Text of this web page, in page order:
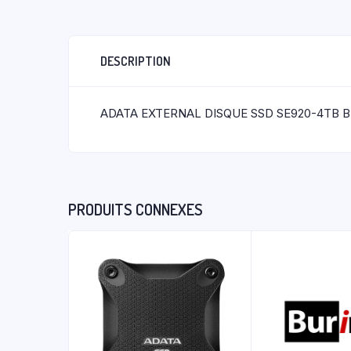
DESCRIPTION
ADATA EXTERNAL DISQUE SSD SE920-4TB
PRODUITS CONNEXES